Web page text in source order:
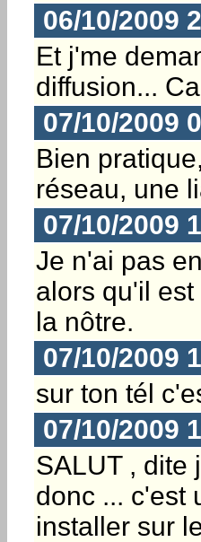
06/10/2009
Et j'me
diffusion...
07/10/2009
Bien
réseau, une
07/10/2009
Je n'ai pas
alors qu'il
la nôtre.
07/10/2009
sur ton tél
07/10/2009
SALUT , dite
donc ... c'est
installer sur